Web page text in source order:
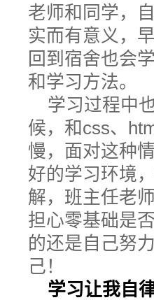
老师和同学，
实而有意义，
回到宿舍也会
和学习方法。
学习过程中
候，和css、
慢，面对这种
好的学习环境
解，班主任老
担心零基础是
的还是自己努
己！
学习让我自